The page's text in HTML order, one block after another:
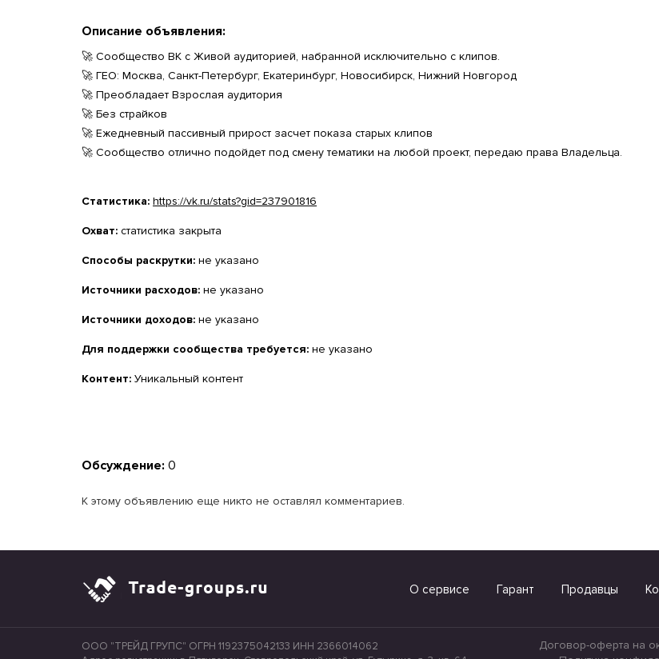
Описание объявления:
🚀 Сообщество ВК с Живой аудиторией, набранной исключительно с клипов.
🚀 ГЕО: Москва, Санкт-Петербург, Екатеринбург, Новосибирск, Нижний Новгород
🚀 Преобладает Взрослая аудитория
🚀 Без страйков
🚀 Ежедневный пассивный прирост засчет показа старых клипов
🚀 Сообщество отлично подойдет под смену тематики на любой проект, передаю права Владельца.
Статистика: https://vk.ru/stats?gid=237901816
Охват: статистика закрыта
Способы раскрутки: не указано
Источники расходов: не указано
Источники доходов: не указано
Для поддержки сообщества требуется: не указано
Контент: Уникальный контент
Обсуждение: 0
К этому объявлению еще никто не оставлял комментариев.
О сервисе Гарант Продавцы
ООО "ТРЕЙД ГРУПС" ОГРН 1192375042133 ИНН 2366014062
Договор-оферта на